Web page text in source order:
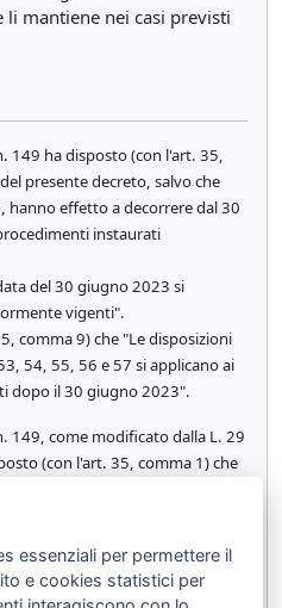
mantiene nei casi previsti
149 ha disposto (con l'art. 35,
presente decreto, salvo che
hanno effetto a decorrere dal 30
instaurati
del 30 giugno 2023 si
vigenti".
comma 9) che "Le disposizioni
54, 55, 56 e 57 si applicano ai
dopo il 30 giugno 2023".
149, come modificato dalla L. 29
(con l'art. 35, comma 1) che
a decorrere dal 28
procedimenti pendenti alla data
le disposizioni anteriormente
essenziali per permettere il
e cookies statistici per